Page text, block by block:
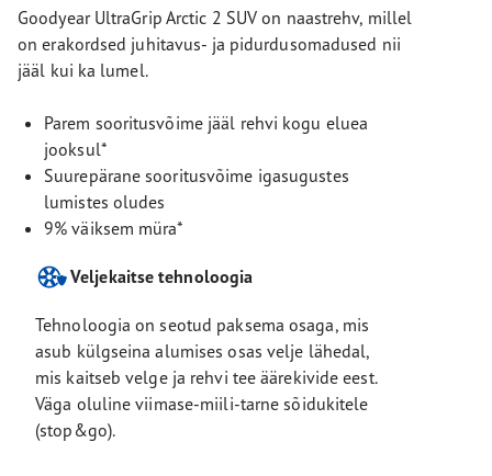
Goodyear UltraGrip Arctic 2 SUV on naastrehv, millel
on erakordsed juhitavus- ja pidurdusomadused nii
jääl kui ka lumel.
Parem sooritusvõime jääl rehvi kogu eluea
jooksul*
Suurepärane sooritusvõime igasugustes
lumistes oludes
9% väiksem müra*
Veljekaitse tehnoloogia
Tehnoloogia on seotud paksema osaga, mis
asub külgseina alumises osas velje lähedal,
mis kaitseb velge ja rehvi tee äärekivide eest.
Väga oluline viimase-miili-tarne sõidukitele
(stop&go).